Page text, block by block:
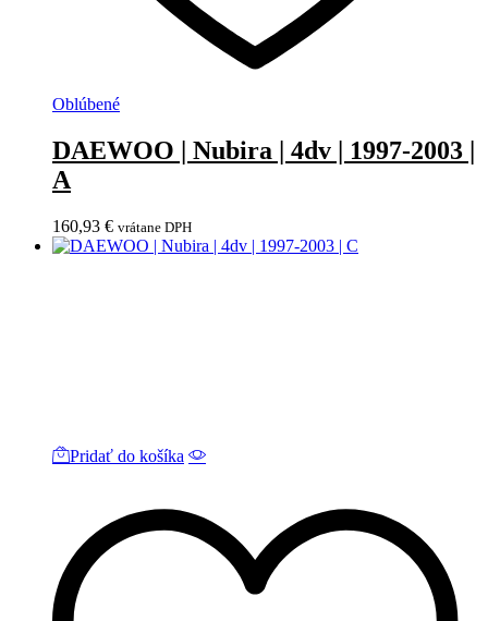
Oblúbené
DAEWOO | Nubira | 4dv | 1997-2003 |
A
160,93 € vrátane DPH
Pridať do košíka